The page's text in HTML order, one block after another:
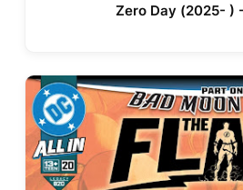
Zero Day (2025- )